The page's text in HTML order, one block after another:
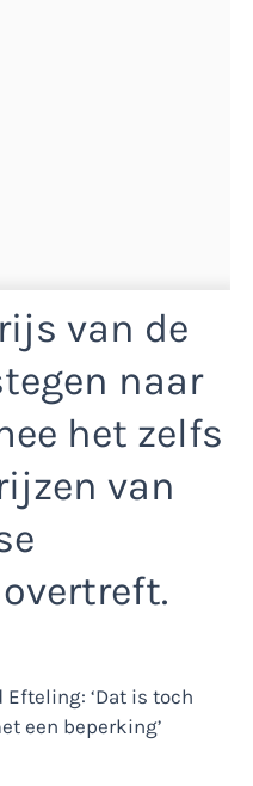
van de
naar
het zelfs
van